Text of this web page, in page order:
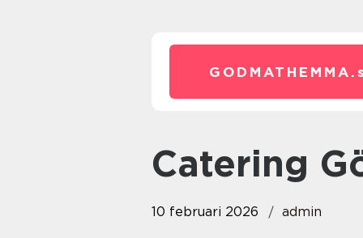
GODMATHEMMA.
catering
10 februari 2026 admin